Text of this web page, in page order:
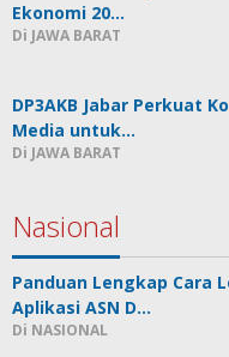
Ekonomi 20…
Di JAWA BARAT
DP3AKB Jabar Perkuat
Media untuk…
Di JAWA BARAT
Nasional
Panduan Lengkap Cara
Aplikasi ASN D…
Di NASIONAL